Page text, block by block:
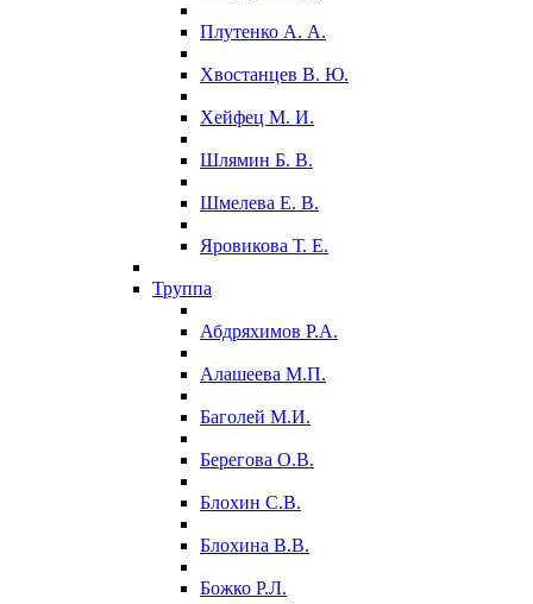
Плутенко А. А.
Хвостанцев В. Ю.
Хейфец М. И.
Шлямин Б. В.
Шмелева Е. В.
Яровикова Т. Е.
Труппа
Абдряхимов Р.А.
Алашеева М.П.
Баголей М.И.
Берегова О.В.
Блохин С.В.
Блохина В.В.
Божко Р.Л.